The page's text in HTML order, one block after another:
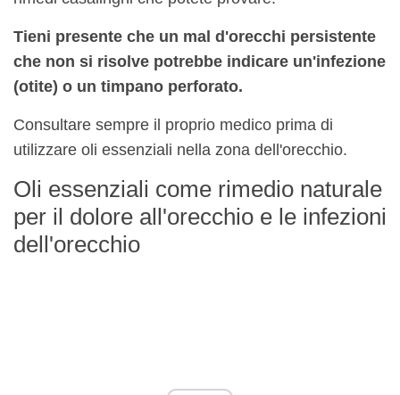
Tieni presente che un mal d'orecchi persistente
che non si risolve potrebbe indicare un'infezione
(otite) o un timpano perforato.
Consultare sempre il proprio medico prima di
utilizzare oli essenziali nella zona dell'orecchio.
Oli essenziali come rimedio naturale
per il dolore all'orecchio e le infezioni
dell'orecchio